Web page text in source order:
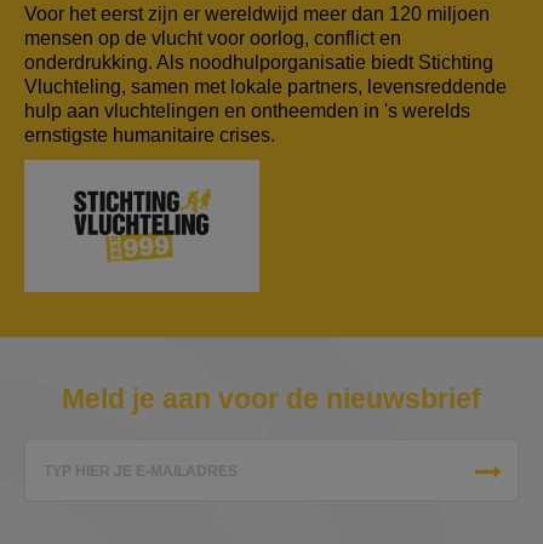
Voor het eerst zijn er wereldwijd meer dan 120 miljoen
mensen op de vlucht voor oorlog, conflict en
onderdrukking. Als noodhulporganisatie biedt Stichting
Vluchteling, samen met lokale partners, levensreddende
hulp aan vluchtelingen en ontheemden in 's werelds
ernstigste humanitaire crises.
Meld je aan voor de nieuwsbrief
TYP HIER JE E-MAILADRES